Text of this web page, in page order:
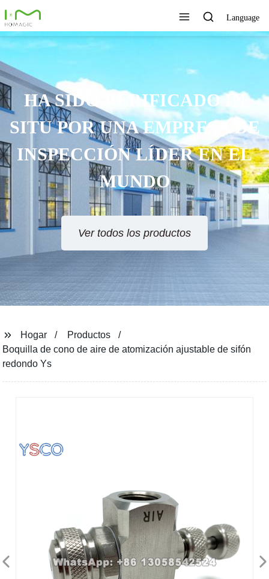
Language
TECNOLOGÍA ÚNICA,
EXCELENTE CALIDAD,
SERVICIO RÁPIDO
Ver todos los productos
Hogar
Productos
Boquilla de cono de aire de atomización ajustable de sifón
redondo Ys